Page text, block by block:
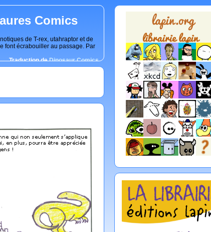
Comics
de T-rex, utahraptor et de
font écrabouiller au passage. Par
Traduction deDinosaur Comics